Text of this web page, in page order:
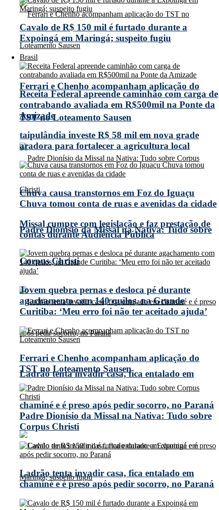
Ferrari e Chenho acompanham aplicação do
TST no Loteamento Sausen
Padre Dionísio da Missal na Nativa: Tudo sobre
Corpus Christi
Ladrão tenta invadir casa, fica entalado em
chaminé e é preso após pedir socorro, no Paraná
Cavalo de R$ 150 mil é furtado durante a
Expoingá em Maringá; suspeito fugiu
Brasil
Receita Federal apreende caminhão com carga de
contrabando avaliada em R$500mil na Ponte da
Amizade
taipulândia investe R$ 58 mil em nova grade
aradora para fortalecer a agricultura local
Chuva causa transtornos em Foz do Iguaçu
Chuva tomou conta de ruas e avenidas da cidade
Missal cumpre com legislação e faz prestação de
contas durante Audiência Pública
Jovem quebra pernas e desloca pé durante
agachamento com 140 quilos, na Grande
Curitiba: ‘Meu erro foi não ter aceitado ajuda’
Ferrari e Chenho acompanham aplicação do
TST no Loteamento Sausen
Padre Dionísio da Missal na Nativa: Tudo sobre
Corpus Christi
Ladrão tenta invadir casa, fica entalado em
chaminé e é preso após pedir socorro, no Paraná